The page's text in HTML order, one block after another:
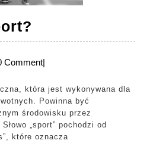
to
jest
Comment|
która jest wykonywana dla
Powinna być
środowisku przez
„sport” pochodzi od
które oznacza